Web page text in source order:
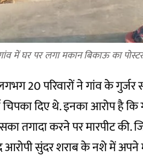
गांव में घर पर लगा मकान बिकाऊ का पोस्टर
20 परिवारों ने गांव के
दिए थे. इनका आरोप है कि
तगादा करने पर मारपीट
सुंदर शराब के नशे में अपने